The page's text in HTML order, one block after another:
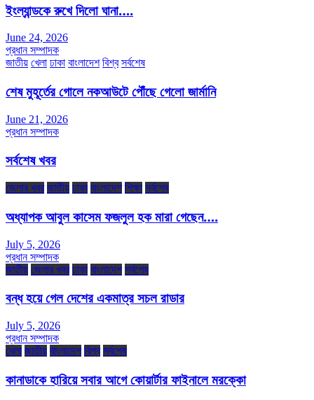
ইংল্যান্ডকে রুখে দিলো ঘানা….
June 24, 2026
প্রধান সম্পাদক
জাতীয় খেলা ঢাকা বাংলাদেশ বিশ্ব সর্বশেষ
শেষ মুহূর্তের গোলে নকআউটে পৌঁছে গেলো জার্মানি
June 21, 2026
প্রধান সম্পাদক
সর্বশেষ খবর
জেলার খবর জাতীয় ঢাকা বাংলাদেশ শিক্ষা সর্বশেষ
অধ্যাপক আবুল কাসেম ফজলুল হক মারা গেছেন….
July 5, 2026
প্রধান সম্পাদক
জাতীয় জেলার খবর ঢাকা বাংলাদেশ সর্বশেষ
বন্ধ হয়ে গেল দেশের একমাত্র সচল রাডার
July 5, 2026
প্রধান সম্পাদক
খেলা জাতীয় বাংলাদেশ বিশ্ব সর্বশেষ
কানাডাকে হারিয়ে সবার আগে কোয়ার্টার ফাইনালে মরক্কো